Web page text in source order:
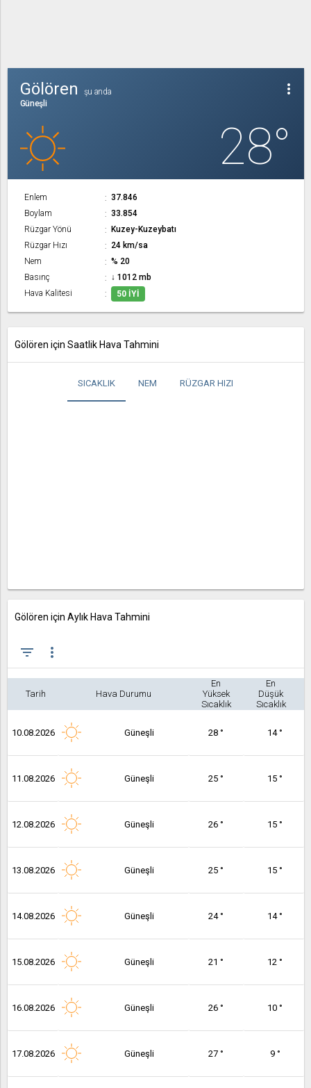
more_vert
Gölören
şu anda
Güneşli
28°
Enlem
37.846
Boylam
33.854
Rüzgar Yönü
Kuzey-Kuzeybatı
Rüzgar Hızı
24 km/sa
Nem
% 20
Basınç
↓ 1012 mb
Hava Kalitesi
50 İYI
Gölören için Saatlik Hava Tahmini
SICAKLIK NEM RÜZGAR HIZI
Gölören için Aylık Hava Tahmini
filter_list more_vert
Tarih Hava Durumu
En
Yüksek
Sıcaklık
En
Düşük
Sıcaklık
10.08.2026 Güneşli 28 ° 14 °
11.08.2026 Güneşli 25 ° 15 °
12.08.2026 Güneşli 26 ° 15 °
13.08.2026 Güneşli 25 ° 15 °
14.08.2026 Güneşli 24 ° 14 °
15.08.2026 Güneşli 21 ° 12 °
16.08.2026 Güneşli 26 ° 10 °
17.08.2026 Güneşli 27 ° 9 °